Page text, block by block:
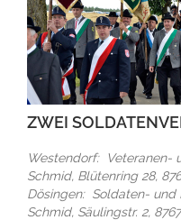
ZWEI
Westendorf: Veteranen-
Schmid, Blütenring 28,
Dösingen: Soldaten- und
Schmid, Säulingstr. 2,